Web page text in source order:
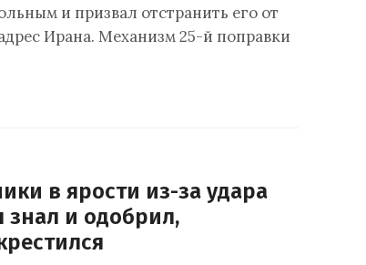
и призвал отстранить его от
Ирана. Механизм 25-й поправки
в ярости из-за удара
знал и одобрил,